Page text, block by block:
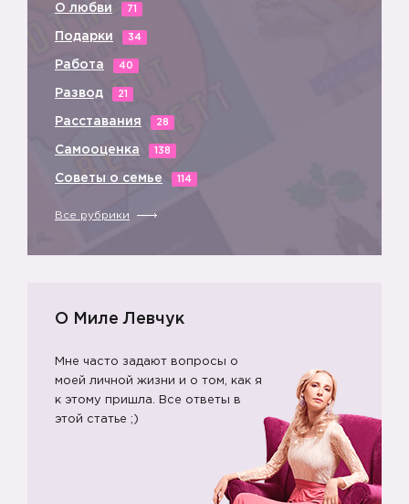
О любви 71
Подарки 34
Работа 40
Развод 21
Расставания 28
Самооценка 138
Советы о семье 114
Все рубрики
О Миле Левчук
Мне часто задают вопросы о
моей личной жизни и о том, как я
к этому пришла. Все ответы в
этой статье ;)